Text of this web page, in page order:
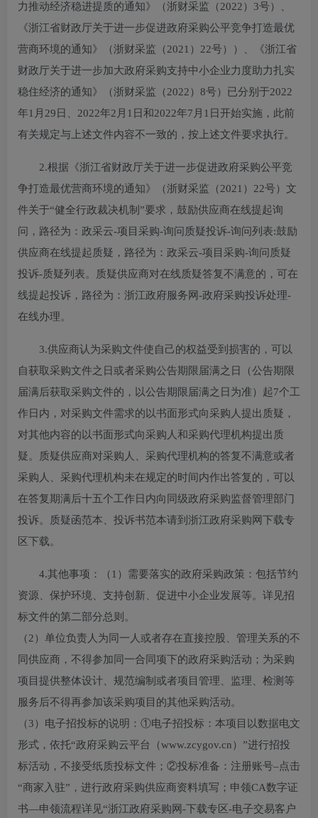
力推动经济稳进提质的通知》（浙财采监（2022）3号）、
《浙江省财政厅关于进一步促进政府采购公平竞争打造最优
营商环境的通知》（浙财采监（2021）22号））、《浙江省
财政厅关于进一步加大政府采购支持中小企业力度助力扎实
稳住经济的通知》（浙财采监（2022）8号）已分别于2022
年1月29日、2022年2月1日和2022年7月1日开始实施，此前
有关规定与上述文件内容不一致的，按上述文件要求执行。
2.根据《浙江省财政厅关于进一步促进政府采购公平竞
争打造最优营商环境的通知》（浙财采监（2021）22号）文
件关于“健全行政裁决机制”要求，鼓励供应商在线提起询
问，路径为：政采云-项目采购-询问质疑投诉-询问列表:鼓励
供应商在线提起质疑，路径为：政采云-项目采购-询问质疑
投诉-质疑列表。质疑供应商对在线质疑答复不满意的，可在
线提起投诉，路径为：浙江政府服务网-政府采购投诉处理-
在线办理。
3.供应商认为采购文件使自己的权益受到损害的，可以
自获取采购文件之日或者采购公告期限届满之日（公告期限
届满后获取采购文件的，以公告期限届满之日为准）起7个工
作日内，对采购文件需求的以书面形式向采购人提出质疑，
对其他内容的以书面形式向采购人和采购代理机构提出质
疑。质疑供应商对采购人、采购代理机构的答复不满意或者
采购人、采购代理机构未在规定的时间内作出答复的，可以
在答复期满后十五个工作日内向同级政府采购监督管理部门
投诉。质疑函范本、投诉书范本请到浙江政府采购网下载专
区下载。
4.其他事项：
（1）需要落实的政府采购政策：包括节约
资源、保护环境、支持创新、促进中小企业发展等。详见招
标文件的第二部分总则。
（2）单位负责人为同一人或者存在直接控股、管理关系的不
同供应商，不得参加同一合同项下的政府采购活动；为采购
项目提供整体设计、规范编制或者项目管理、监理、检测等
服务后不得再参加该采购项目的其他采购活动。
（3）电子招投标的说明：①电子招投标：本项目以数据电文
形式，依托“政府采购云平台（www.zcygov.cn）”进行招投
标活动，不接受纸质投标文件；②投标准备：注册账号–点击
“商家入驻”，进行政府采购供应商资料填写；申领CA数字证
书—申领流程详见“浙江政府采购网-下载专区-电子交易客户